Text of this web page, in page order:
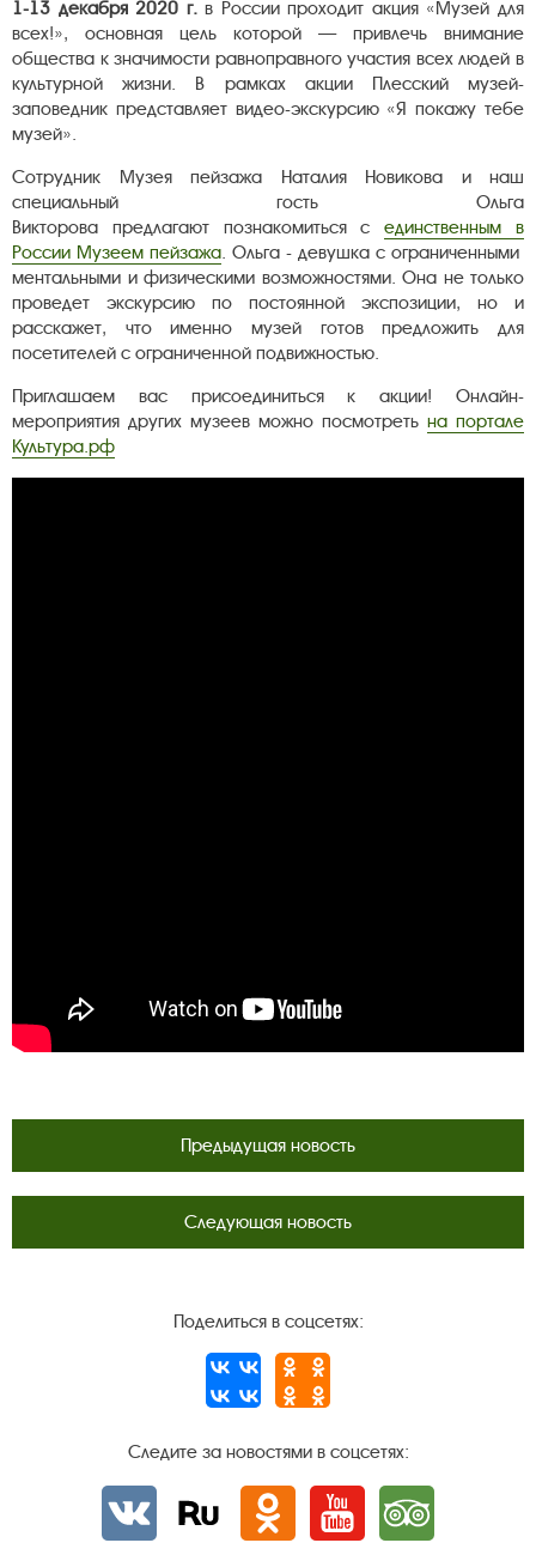
1-13 декабря 2020 г.в России проходит акция «Музей для
всех!»,​​​​​​ основная цель которой — привлечь внимание
общества к значимости равноправного участия всех людей в
культурной жизни. В рамках акции Плесский музей-
заповедник представляет видео-экскурсию «Я покажу тебе
музей».
Сотрудник Музея пейзажа Наталия Новикова и наш
специальный гость Ольга
Викторова предлагают познакомиться сединственным в
России Музеем пейзажа. Ольга - девушка с ограниченными
ментальными и физическими возможностями. Она не только
проведет экскурсию по постоянной экспозиции, но и
расскажет, что именно музей готов предложить для
посетителей с ограниченной подвижностью.​​​​​​​
Приглашаем вас присоединиться к акции! Онлайн-
мероприятия других музеев можно посмотреть на портале
Культура.рф
Предыдущая новость
Следующая новость
Поделиться в соцсетях:
Следите за новостями в соцсетях:
Вконтактеrutube Одноклассники
YouTube Трипадвизор